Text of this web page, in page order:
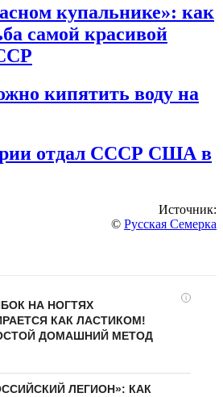
купальнике»: как
самой красивой
кипятить воду на
отдал СССР США в
Источник:
© Русская Семерка
i
НА НОГТЯХ
КАК ЛАСТИКОМ!
ДОМАШНИЙ МЕТОД
ЛЕГИОН»: КАК